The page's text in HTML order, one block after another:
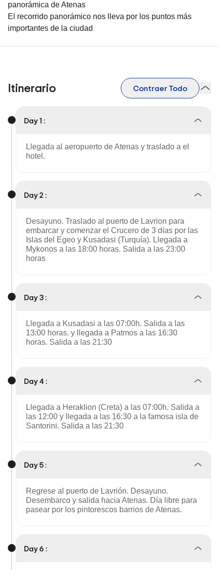
panorámica de Atenas
El recorrido panorámico nos lleva por los puntos más
importantes de la ciudad
Itinerario Contraer Todo
Day 1 :
Llegada al aeropuerto de Atenas y traslado a el
hotel.
Day 2 :
Desayuno. Traslado al puerto de Lavrion para
embarcar y comenzar el Crucero de 3 días por las
Islas del Egeo y Kusadasi (Turquía). Llegada a
Mykonos a las 18:00 horas. Salida a las 23:00
horas
Day 3 :
Llegada a Kusadasi a las 07:00h. Salida a las
13:00 horas. y llegada a Patmos a las 16:30
horas. Salida a las 21:30
Day 4 :
Llegada a Heraklion (Creta) a las 07:00h. Salida a
las 12:00 y llegada a las 16:30 a la famosa isla de
Santorini. Salida a las 21:30
Day 5 :
Regrese al puerto de Lavrión. Desayuno.
Desembarco y salida hacia Atenas. Día libre para
pasear por los pintorescos barrios de Atenas.
Day 6 :